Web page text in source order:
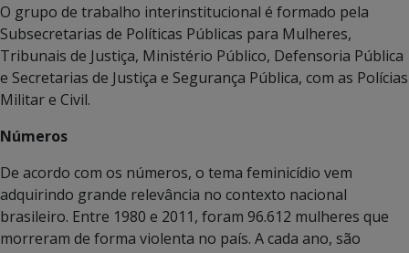
O grupo de trabalho interinstitucional é formado pela
Subsecretarias de Políticas Públicas para Mulheres,
Tribunais de Justiça, Ministério Público, Defensoria Pública
e Secretarias de Justiça e Segurança Pública, com as Polícias
Militar e Civil.
Números
De acordo com os números, o tema feminicídio vem
adquirindo grande relevância no contexto nacional
brasileiro. Entre 1980 e 2011, foram 96.612 mulheres que
morreram de forma violenta no país. A cada ano, são